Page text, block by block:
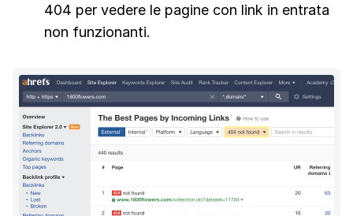
404 per vedere le pagine con link in entrata
non funzionanti.